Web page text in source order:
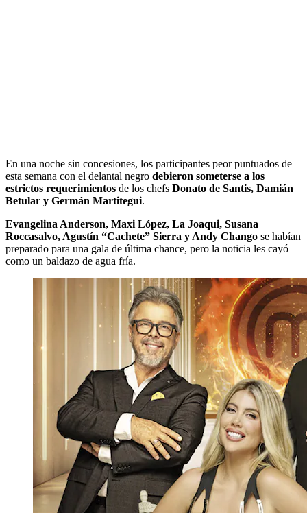
En una noche sin concesiones, los participantes peor puntuados de
esta semana con el delantal negro debieron someterse a los
estrictos requerimientos de los chefs Donato de Santis, Damián
Betular y Germán Martitegui.
Evangelina Anderson, Maxi López, La Joaqui, Susana
Roccasalvo, Agustín “Cachete” Sierra y Andy Chango se habían
preparado para una gala de última chance, pero la noticia les cayó
como un baldazo de agua fría.